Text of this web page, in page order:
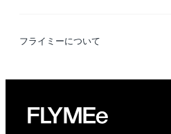
利用規約
フライミーについて